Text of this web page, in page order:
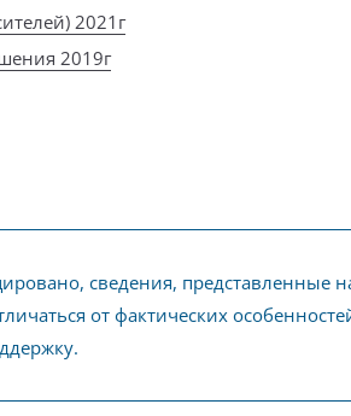
2021г
2019г
сведения, представленные
от фактических